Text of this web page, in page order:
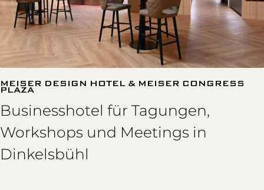
MEISER DESIGN HOTEL & MEISER CONGRESS
PLAZA
Businesshotel für Tagungen,
Workshops und Meetings in
Dinkelsbühl